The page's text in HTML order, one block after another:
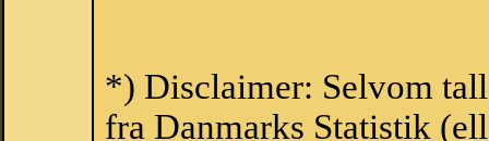
*) Disclaimer: Selvom
fra Danmarks Statistik